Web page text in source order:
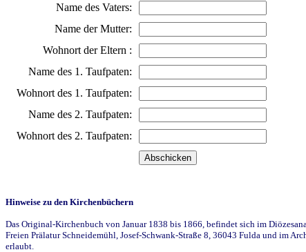
Name des Vaters:
Name der Mutter:
Wohnort der Eltern :
Name des 1. Taufpaten:
Wohnort des 1. Taufpaten:
Name des 2. Taufpaten:
Wohnort des 2. Taufpaten:
Hinweise zu den Kirchenbüchern
Das Original-Kirchenbuch von Januar 1838 bis 1866, befindet sich im
Freien Prälatur Schneidemühl, Josef-Schwank-Straße 8, 36043 Fulda und im
erlaubt.